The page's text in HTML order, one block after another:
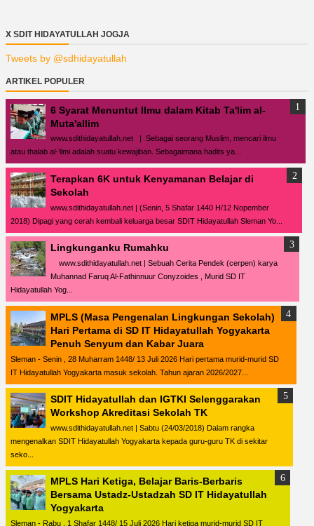
X SDIT HIDAYATULLAH JOGJA
Tweets by @sdhidayatullah
ARTIKEL POPULER
6 Syarat Menuntut Ilmu dalam Kitab Ta'lim al-
Muta'allim
www.sdithidayatullah.net | Sebagai seorang Muslim, mencari ilmu
atau thalab al-’ilmi adalah suatu kewajiban. Sebagaimana hadits ya...
Terapkan 6K untuk Kenyamanan Belajar di
Sekolah
www.sdithidayatullah.net | (Senin, 5 Shafar 1440 H/12 Nopember
2018) Dipagi yang cerah kembali keluarga besar SDIT Hidayatullah Sleman Yo...
Lingkunganku Rumahku
www.sdithidayatullah.net | Sebuah Cerita Pendek (cerpen) karya
Muhannad Faruq Al-Fathinnuur Conyzoides , Murid SD IT
Hidayatullah Yog...
MPLS (Masa Pengenalan Lingkungan Sekolah)
Hari Pertama di SD IT Hidayatullah Yogyakarta
Penuh Senyum dan Kabar Juara
Sleman - Senin , 28 Muharram 1448/ 13 Juli 2026 Hari pertama murid-murid SD
IT Hidayatullah Yogyakarta masuk sekolah. Tahun ajaran 2026/2027...
SDIT Hidayatullah dan IGTKI Selenggarakan
Workshop Akreditasi Sekolah TK
www.sdithidayatullah.net | Sabtu (24/03/2018) Dalam rangka
mengenalkan SDIT Hidayatullah Yogyakarta kepada guru-guru TK di sekitar
seko...
MPLS Hari Ketiga, Belajar Baris-Berbaris
Bersama Ustadz-Ustadzah SD IT Hidayatullah
Yogyakarta
Sleman - Rabu , 1 Shafar 1448/ 15 Juli 2026 Hari ketiga murid-murid SD IT